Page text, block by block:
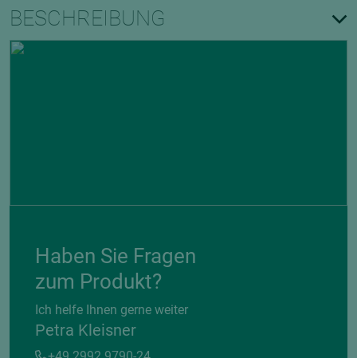
BESCHREIBUNG
Haben Sie Fragen
zum Produkt?
Ich helfe Ihnen gerne weiter
Petra Kleisner